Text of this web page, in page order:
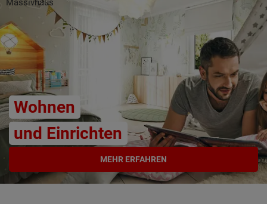
Wohnen
und Einrichten
MEHR ERFAHREN